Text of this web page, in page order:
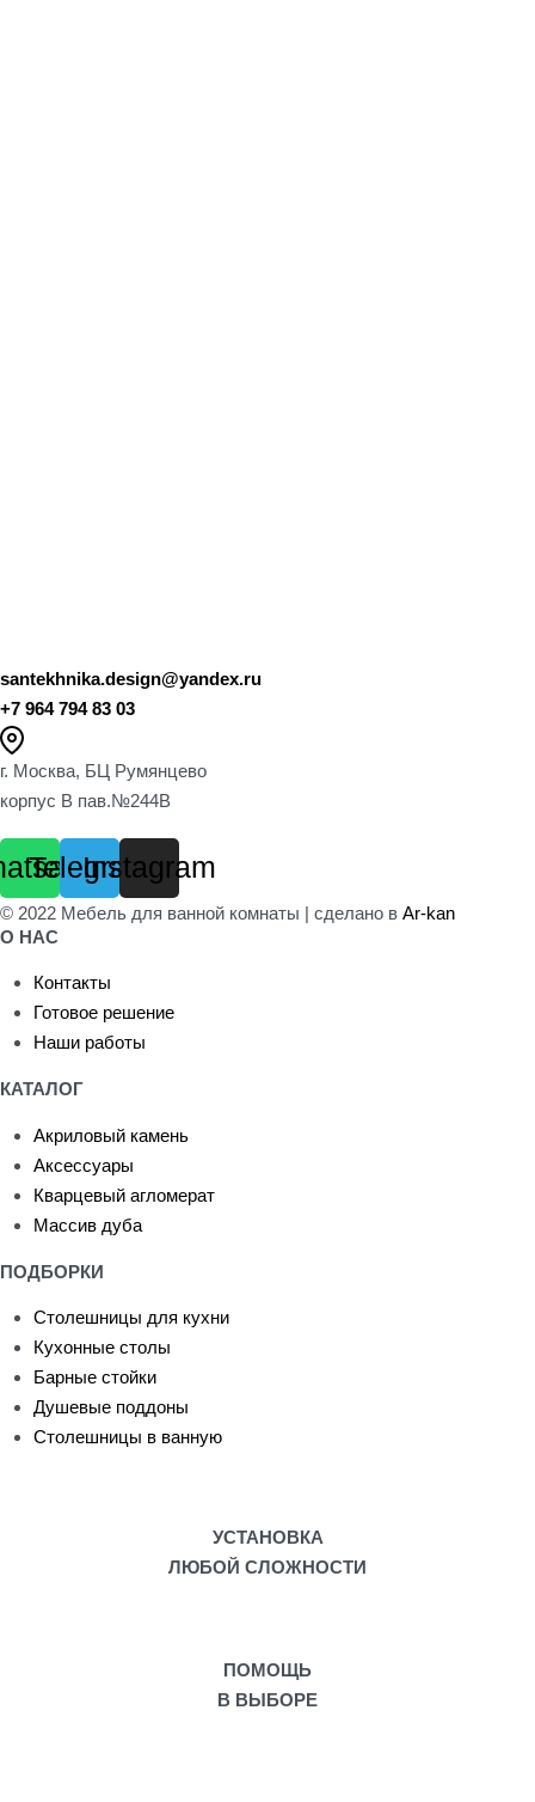
santekhnika.design@yandex.ru
+7 964 794 83 03
г. Москва, БЦ Румянцево
корпус B пав.№244B
Telegram
Instagram
© 2022 Мебель для ванной комнаты | сделано в Ar-kan
О НАС
Контакты
Готовое решение
Наши работы
КАТАЛОГ
Акриловый камень
Аксессуары
Кварцевый агломерат
Массив дуба
ПОДБОРКИ
Столешницы для кухни
Кухонные столы
Барные стойки
Душевые поддоны
Столешницы в ванную
УСТАНОВКА
ЛЮБОЙ СЛОЖНОСТИ
ПОМОЩЬ
В ВЫБОРЕ